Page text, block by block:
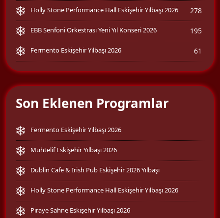
Holly Stone Performance Hall Eskişehir Yılbaşı 2026 278
EBB Senfoni Orkestrası Yeni Yıl Konseri 2026 195
Fermento Eskişehir Yılbaşı 2026 61
Son Eklenen Programlar
Fermento Eskişehir Yılbaşı 2026
Muhtelif Eskişehir Yılbaşı 2026
Dublin Cafe & Irish Pub Eskişehir 2026 Yılbaşı
Holly Stone Performance Hall Eskişehir Yılbaşı 2026
Piraye Sahne Eskişehir Yılbaşı 2026